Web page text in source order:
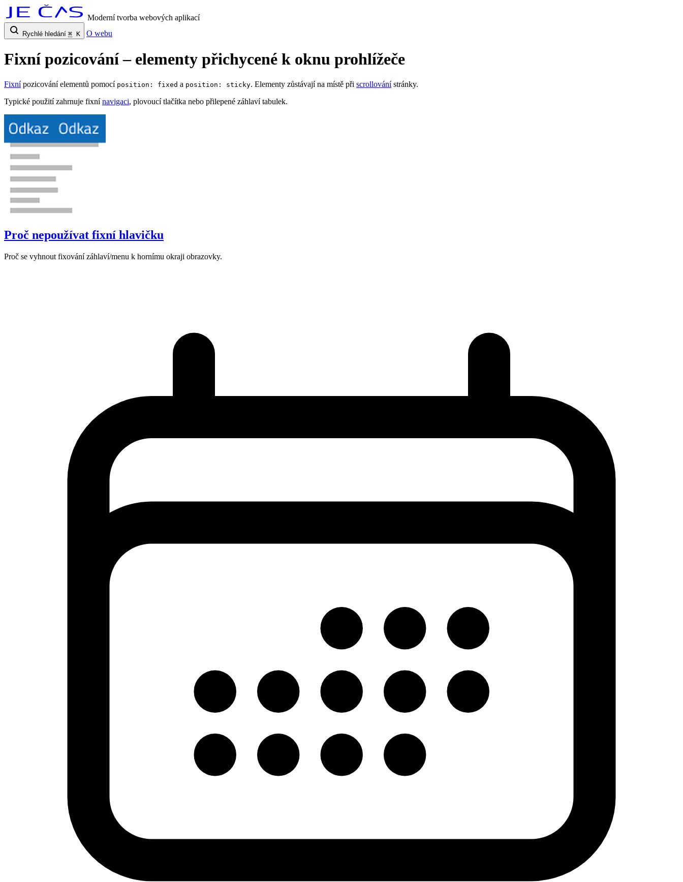
Moderní tvorba webových aplikací
Rychlé hledání ⌘ K O webu
Fixní pozicování – elementy přichycené k oknu prohlížeče
Fixnípozicování elementů pomocí position: fixed a position: sticky. Elementy zůstávají na místě při scrollovánístránky.
Typické použití zahrnuje fixnínavigaci, plovoucí tlačítka nebo přilepené záhlaví tabulek.
Proč nepoužívat fixní hlavičku
Proč se vyhnout fixování záhlaví/menu k hornímu okraji obrazovky.